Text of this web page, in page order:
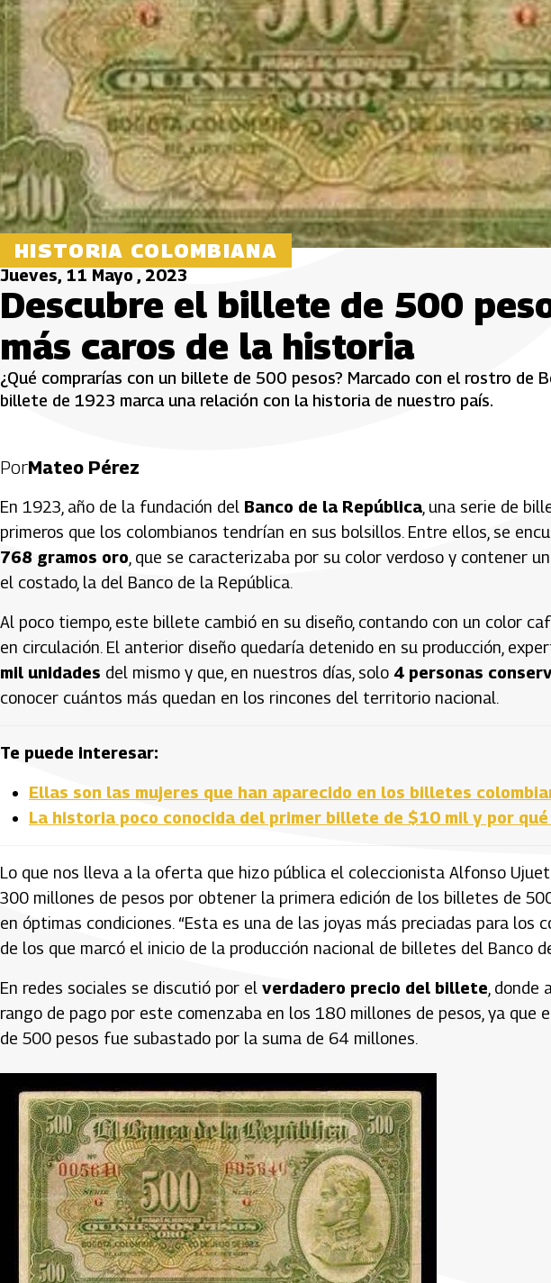
HISTORIA COLOMBIANA
Jueves, 11 Mayo , 2023
Descubre el billete de 500
más caros de la historia
¿Qué comprarías con un billete de 500 pesos? Marcado con el rostro de
billete de 1923 marca una relación con la historia de nuestro país.
PorMateo Pérez
En 1923, año de la fundación del Banco de la República , una serie de
primeros que los colombianos tendrían en sus bolsillos. Entre ellos, se
768 gramos oro , que se caracterizaba por su color verdoso y contener
el costado, la del Banco de la República.
Al poco tiempo, este billete cambió en su diseño, contando con un color
en circulación. El anterior diseño quedaría detenido en su producción,
mil unidades del mismo y que, en nuestros días, solo 4 personas
conocer cuántos más quedan en los rincones del territorio nacional.
Te puede interesar:
Ellas son las mujeres que han aparecido en los billetes
La historia poco conocida del primer billete de $10 mil y por
Lo que nos lleva a la oferta que hizo pública el coleccionista Alfonso
300 millones de pesos por obtener la primera edición de los billetes de
en óptimas condiciones. “Esta es una de las joyas más preciadas para los
de los que marcó el inicio de la producción nacional de billetes del Banco
En redes sociales se discutió por el verdadero precio del billete ,
rango de pago por este comenzaba en los 180 millones de pesos, ya que
de 500 pesos fue subastado por la suma de 64 millones.